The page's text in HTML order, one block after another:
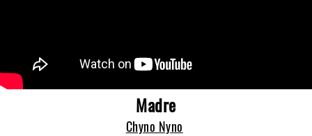
Madre
Chyno Nyno